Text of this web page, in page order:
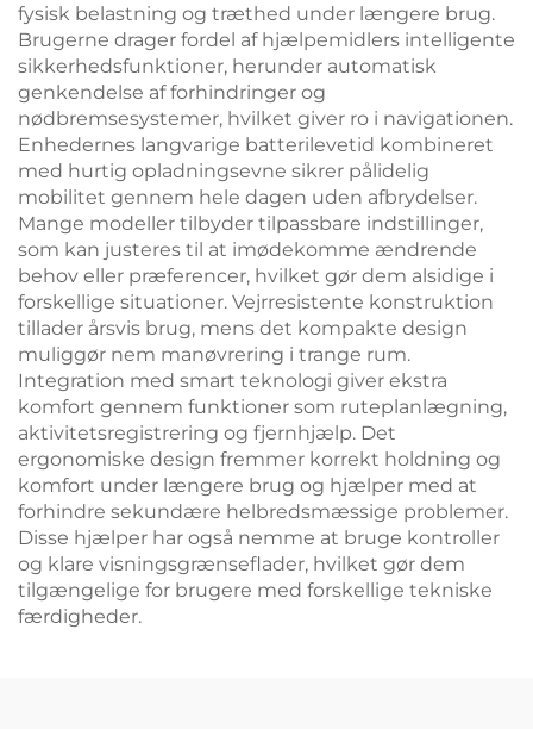
fysisk belastning og træthed under længere brug.
Brugerne drager fordel af hjælpemidlers intelligente
sikkerhedsfunktioner, herunder automatisk
genkendelse af forhindringer og
nødbremsesystemer, hvilket giver ro i navigationen.
Enhedernes langvarige batterilevetid kombineret
med hurtig opladningsevne sikrer pålidelig
mobilitet gennem hele dagen uden afbrydelser.
Mange modeller tilbyder tilpassbare indstillinger,
som kan justeres til at imødekomme ændrende
behov eller præferencer, hvilket gør dem alsidige i
forskellige situationer. Vejrresistente konstruktion
tillader årsvis brug, mens det kompakte design
muliggør nem manøvrering i trange rum.
Integration med smart teknologi giver ekstra
komfort gennem funktioner som ruteplanlægning,
aktivitetsregistrering og fjernhjælp. Det
ergonomiske design fremmer korrekt holdning og
komfort under længere brug og hjælper med at
forhindre sekundære helbredsmæssige problemer.
Disse hjælper har også nemme at bruge kontroller
og klare visningsgrænseflader, hvilket gør dem
tilgængelige for brugere med forskellige tekniske
færdigheder.